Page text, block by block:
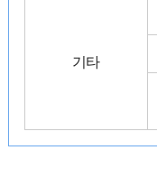
기타